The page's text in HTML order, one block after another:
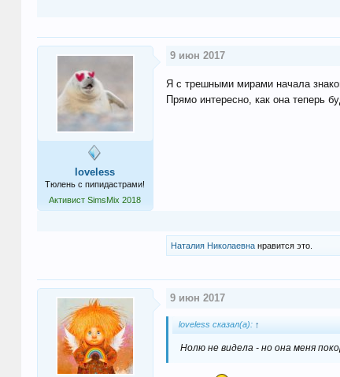
loveless
Тюлень с пипидастрами!
Активист SimsMix 2018
9 июн 2017
Я с трешными мирами начала
Прямо интересно, как она теперь
Наталия Николаевнанравится это.
9 июн 2017
loveless сказал(а): ↑
Нолю не видела - но она меня